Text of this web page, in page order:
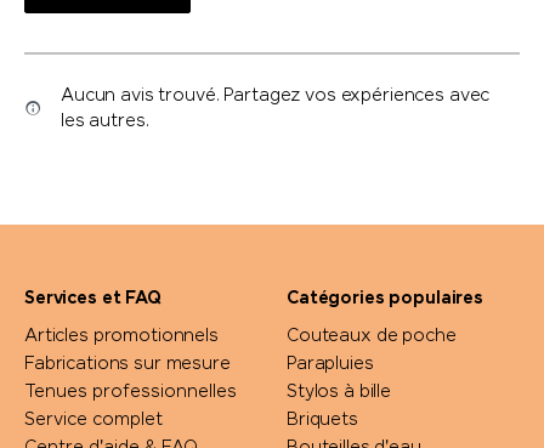
Aucun avis trouvé. Partagez vos expériences avec
les autres.
Services et FAQ
Articles promotionnels
Fabrications sur mesure
Tenues professionnelles
Service complet
Catégories populaires
Couteaux de poche
Parapluies
Stylos à bille
Briquets